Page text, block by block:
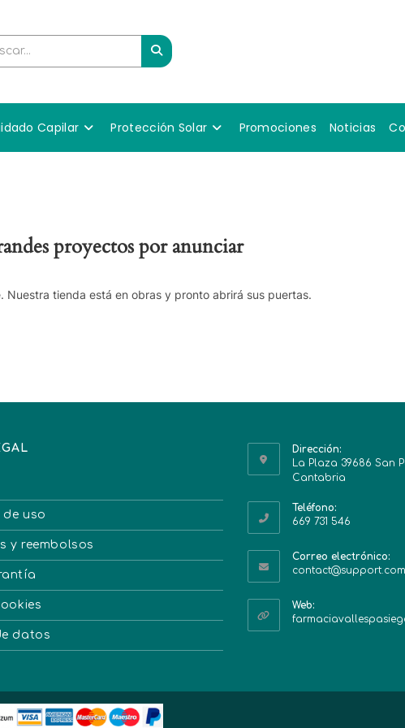
Capilar Protección Solar Promociones Noticias
proyectos por anunciar
Nuestra tienda está en obras y pronto abrirá sus puertas.
de uso
y reembolsos
datos
Dirección:
La Plaza 39686 San
Cantabria
Teléfono:
669 731 546
Correo electrónico:
contact@support.com
Web: